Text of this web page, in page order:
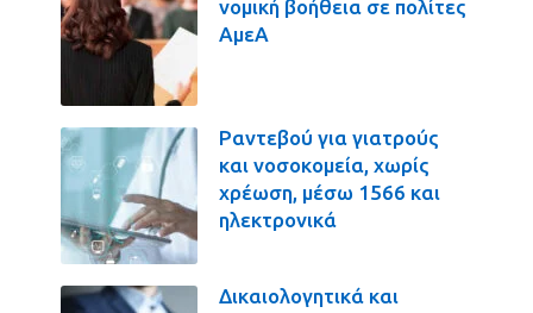
νομική βοήθεια σε πολίτες
ΑμεΑ
Ραντεβού για γιατρούς
και νοσοκομεία, χωρίς
χρέωση, μέσω 1566 και
ηλεκτρονικά
Δικαιολογητικά και